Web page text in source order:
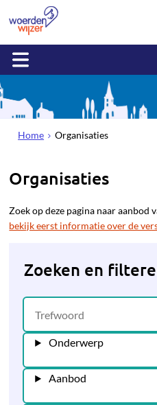
Home Organisaties
Organisaties
Zoek op deze pagina naar
bekijk eerst informatie over de
Zoeken en
Onderwerp
Aanbod